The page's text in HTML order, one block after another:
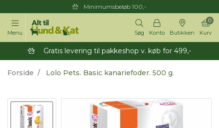
Minimumsbeløb 100,-
Menu Søg Konto Butikken Kurv
0
Gratis levering til pakkeshop v. køb for 499,-
Forside Lolo Pets. Basic kanariefoder. 500 g.